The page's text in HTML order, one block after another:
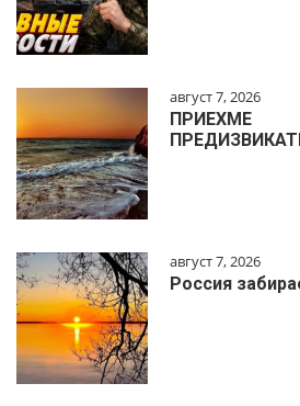
август 7, 2026
ПРИЕХМЕ
август 7, 2026
Россия